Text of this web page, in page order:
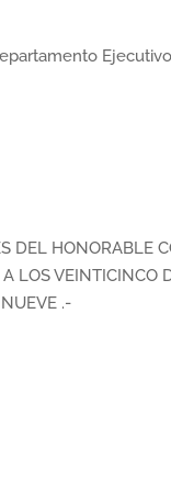
Ejecutivo
DEL HONORABLE
LOS VEINTICINCO
.-